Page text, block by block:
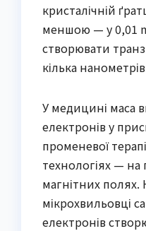
кристалічній
меншою — у 0,01
створювати
кілька
У медицині маса
електронів у
променевої
технологіях — на
магнітних полях.
мікрохвильовці
електронів